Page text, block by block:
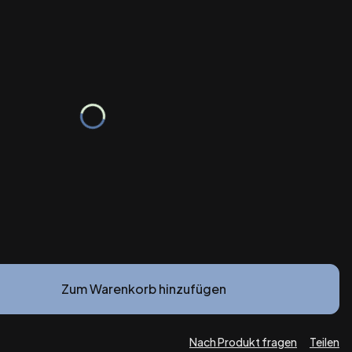
Zum Warenkorb hinzufügen
Nach Produkt fragen Teilen